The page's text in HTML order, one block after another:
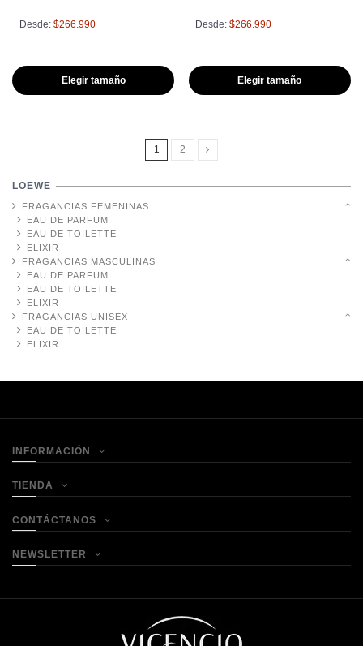
Desde:$266.990
Elegir tamaño
Desde: $266.990
Elegir tamaño
1 2
LOEWE
FRAGANCIAS FEMENINAS
EAU DE PARFUM
EAU DE TOILETTE
ELIXIR
FRAGANCIAS MASCULINAS
EAU DE PARFUM
EAU DE TOILETTE
ELIXIR
FRAGANCIAS UNISEX
EAU DE TOILETTE
ELIXIR
INFORMACIÓN
TIENDA
CONTÁCTANOS
NEWSLETTER